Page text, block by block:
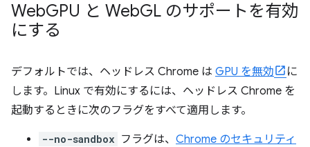
WebGPU と WebGL のサポートを有効
にする
デフォルトでは、ヘッドレス Chrome は GPU を無効
に
します。Linux で有効にするには、ヘッドレス Chrome を
起動するときに次のフラグをすべて適用します。
--no-sandbox フラグは、 Chrome のセキュリティ